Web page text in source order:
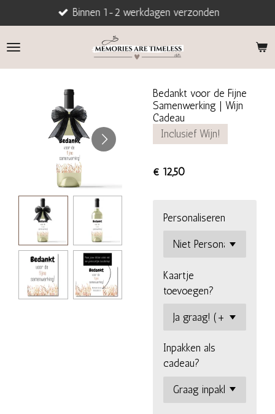
direct
naar
Binnen 1-2 werkdagen verzonden
Bedankt voor de Fijne
Samenwerking | Wijn
Cadeau
Inclusief Wijn!
€ 12,50
Personaliseren
Kaartje
toevoegen?
Inpakken als
cadeau?